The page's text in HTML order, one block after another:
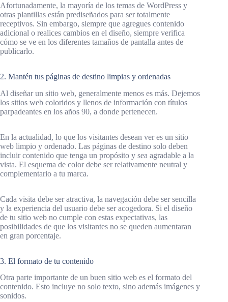
Afortunadamente, la mayoría de los temas de WordPress y
otras plantillas están prediseñados para ser totalmente
receptivos. Sin embargo, siempre que agregues contenido
adicional o realices cambios en el diseño, siempre verifica
cómo se ve en los diferentes tamaños de pantalla antes de
publicarlo.
2. Mantén tus páginas de destino limpias y ordenadas
Al diseñar un sitio web, generalmente menos es más. Dejemos
los sitios web coloridos y llenos de información con títulos
parpadeantes en los años 90, a donde pertenecen.
En la actualidad, lo que los visitantes desean ver es un sitio
web limpio y ordenado. Las páginas de destino solo deben
incluir contenido que tenga un propósito y sea agradable a la
vista. El esquema de color debe ser relativamente neutral y
complementario a tu marca.
Cada visita debe ser atractiva, la navegación debe ser sencilla
y la experiencia del usuario debe ser acogedora. Si el diseño
de tu sitio web no cumple con estas expectativas, las
posibilidades de que los visitantes no se queden aumentaran
en gran porcentaje.
3. El formato de tu contenido
Otra parte importante de un buen sitio web es el formato del
contenido. Esto incluye no solo texto, sino además imágenes y
sonidos.